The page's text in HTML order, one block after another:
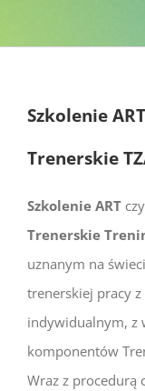
Szkolenie
Trenerskie
Szkolenie ART
Trenerskie
uznanym na
trenerskiej pracy
indywidualnym, z
komponentów
Wraz z procedurą